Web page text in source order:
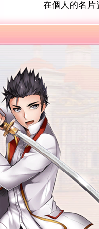
在個人的名片